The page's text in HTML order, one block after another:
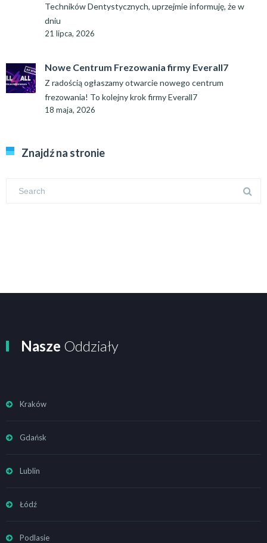
Techników Dentystycznych, uprzejmie informuję, że w
dniu
21 lipca, 2026
Nowe Centrum Frezowania firmy Everall7
Z radością ogłaszamy otwarcie nowego centrum
frezowania! To kolejny krok firmy Everall7
18 maja, 2026
Znajdź na stronie
Nasze Oddziały
Kraków
Gdańsk
Lublin
Łódź
Podlasie